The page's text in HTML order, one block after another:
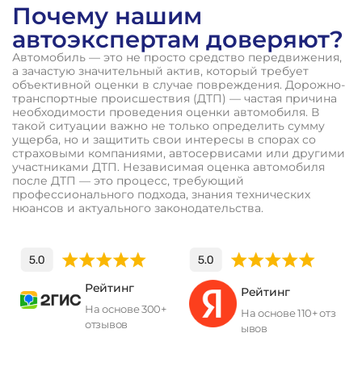
Почему нашим
автоэкспертам доверяют?
Автомобиль — это не просто средство передвижения,
а зачастую значительный актив, который требует
объективной оценки в случае повреждения. Дорожно-
транспортные происшествия (ДТП) — частая причина
необходимости проведения оценки автомобиля. В
такой ситуации важно не только определить сумму
ущерба, но и защитить свои интересы в спорах со
страховыми компаниями, автосервисами или другими
участниками ДТП. Независимая оценка автомобиля
после ДТП — это процесс, требующий
профессионального подхода, знания технических
нюансов и актуального законодательства.
Рейтинг
На основе 300+
отзывов
Рейтинг
На основе 110+ отз
ывов